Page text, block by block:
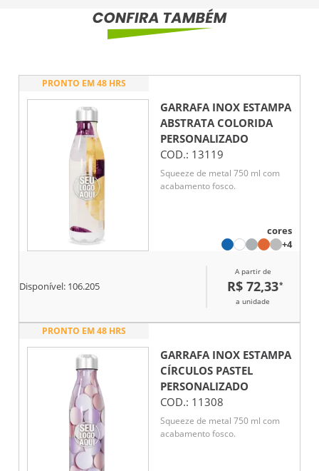
PRONTO EM 48 HRS
GARRAFA INOX ESTAMPA
ABSTRATA COLORIDA
PERSONALIZADO
COD.: 13119
Squeeze de metal 750 ml com
acabamento fosco.
cores
+4
Disponível: 106.205
A partir de
R$ 72,33*
a unidade
PRONTO EM 48 HRS
GARRAFA INOX ESTAMPA
CÍRCULOS PASTEL
PERSONALIZADO
COD.: 11308
Squeeze de metal 750 ml com
acabamento fosco.